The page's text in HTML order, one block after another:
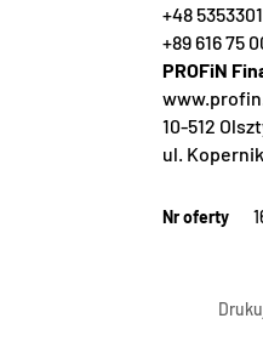
+48
+89 616 75
PROFiN
10-512
ul.
Nr oferty